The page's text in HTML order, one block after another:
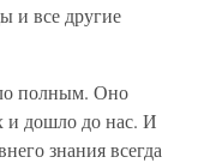
и все другие
полным. Оно
и дошло до нас. И
знания всегда